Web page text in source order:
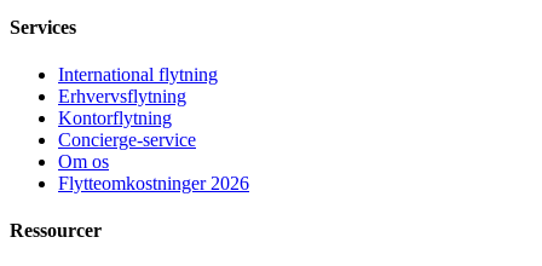
Services
International flytning
Erhvervsflytning
Kontorflytning
Concierge-service
Om os
Flytteomkostninger 2026
Ressourcer